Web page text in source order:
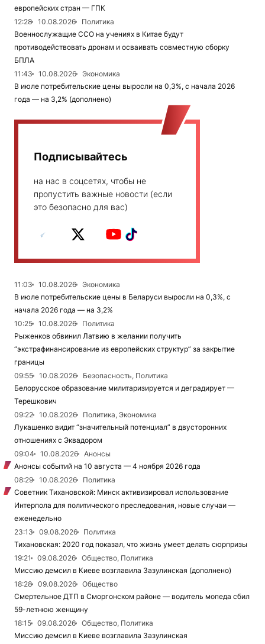
европейских стран — ГПК
12:28
10.08.2026
Политика
Военнослужащие ССО на учениях в Китае будут
противодействовать дронам и осваивать совместную сборку
БПЛА
11:43
10.08.2026
Экономика
В июле потребительские цены выросли на 0,3%, с начала 2026
года — на 3,2% (дополнено)
Подписывайтесь
на нас в соцсетях, чтобы не
пропустить важные новости (если
это безопасно для вас)
11:03 10.08.2026
Экономика
В июле потребительские цены в Беларуси выросли на 0,3%, с
начала 2026 года — на 3,2%
10:25
10.08.2026
Политика
Рыженков обвинил Латвию в желании получить
“экстрафинансирование из европейских структур” за закрытие
границы
09:55
10.08.2026
Безопасность, Политика
Белорусское образование милитаризируется и деградирует —
Терешкович
09:22
10.08.2026
Политика, Экономика
Лукашенко видит “значительный потенциал” в двусторонних
отношениях с Эквадором
09:04
10.08.2026
Анонсы
Анонсы событий на 10 августа — 4 ноября 2026 года
08:29
10.08.2026
Политика
Советник Тихановской: Минск активизировал использование
Интерпола для политического преследования, новые случаи —
еженедельно
23:13
09.08.2026
Политика
Тихановская: 2020 год показал, что жизнь умеет делать сюрпризы
19:21
09.08.2026
Общество, Политика
Миссию демсил в Киеве возглавила Зазулинская (дополнено)
18:28
09.08.2026
Общество
Смертельное ДТП в Сморгонском районе — водитель мопеда сбил
59-летнюю женщину
18:15
09.08.2026
Общество, Политика
Миссию демсил в Киеве возглавила Зазулинская